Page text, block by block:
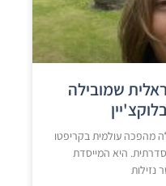
שמובילה
מהפכה עולמית בקריפטו
סדרתית. היא המייסדת